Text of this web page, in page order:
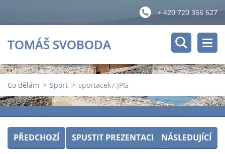
+ 420 720 366 627
TOMÁŠ SVOBODA
Co dělám > Sport > sportacek7.JPG
PŘEDCHOZÍ SPUSTIT PREZENTACI NÁSLEDUJÍCÍ